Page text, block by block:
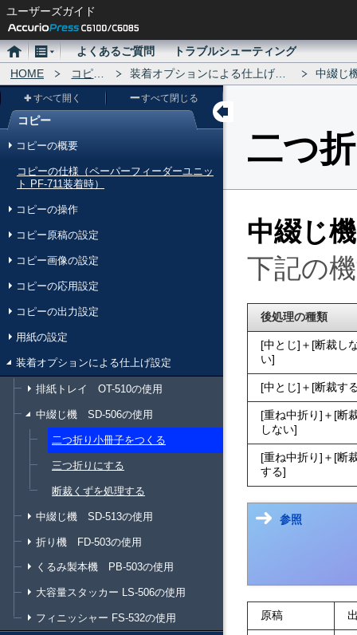
ユーザーズガイド
ホ
ー
メ
ニ
ュ
ー
よくあるご質問
トラブルシューティング
HOME
コピー 装着オプションによる仕上げ設定 中綴じ
メ
ー
コピー
すべて開く すべて閉じる
コピーの概要
コピーの仕様（ペーパーフィーダーユニッ
ト PF-711装着時）
コピーの操作
コピー原稿の設定
コピー画像の設定
コピーの応用設定
コピーの出力設定
用紙の設定
装着オプションによる仕上げ設定
排紙トレイ OT-510の使用
中綴じ機 SD-506の使用
二つ折り小冊子をつくる
三つ折りにする
断裁くずを処理する
中綴じ機 SD-513の使用
折り機 FD-503の使用
くるみ製本機 PB-503の使用
大容量スタッカー LS-506の使用
フィニッシャー FS-532の使用
二つ
中綴じ
下記の
後処理の種類
中とじ ＋ 断裁し
い
中とじ ＋ 断裁す
重ね中折り ＋ 断
しない
重ね中折り ＋ 断
する
参照
原稿